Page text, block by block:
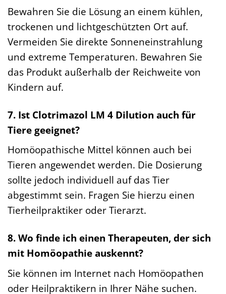
Bewahren Sie die Lösung an einem kühlen,
trockenen und lichtgeschützten Ort auf.
Vermeiden Sie direkte Sonneneinstrahlung
und extreme Temperaturen. Bewahren Sie
das Produkt außerhalb der Reichweite von
Kindern auf.
7. Ist Clotrimazol LM 4 Dilution auch für
Tiere geeignet?
Homöopathische Mittel können auch bei
Tieren angewendet werden. Die Dosierung
sollte jedoch individuell auf das Tier
abgestimmt sein. Fragen Sie hierzu einen
Tierheilpraktiker oder Tierarzt.
8. Wo finde ich einen Therapeuten, der sich
mit Homöopathie auskennt?
Sie können im Internet nach Homöopathen
oder Heilpraktikern in Ihrer Nähe suchen.